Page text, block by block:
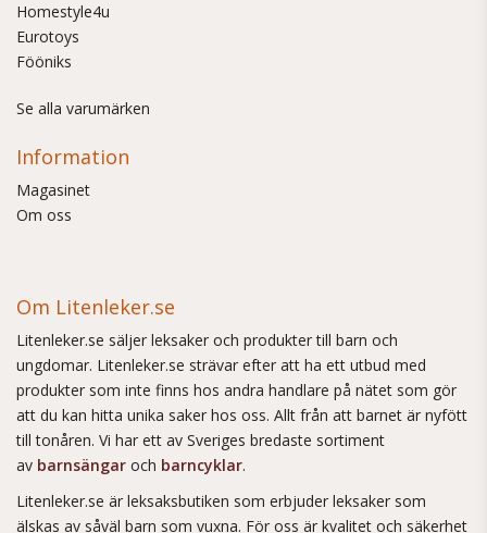
Homestyle4u
Eurotoys
Fööniks
Se alla varumärken
Information
Magasinet
Om oss
Om Litenleker.se
Litenleker.se säljer leksaker och produkter till barn och
ungdomar. Litenleker.se strävar efter att ha ett utbud med
produkter som inte finns hos andra handlare på nätet som gör
att du kan hitta unika saker hos oss. Allt från att barnet är nyfött
till tonåren. Vi har ett av Sveriges bredaste sortiment
av barnsängar och barncyklar.
Litenleker.se är leksaksbutiken som erbjuder leksaker som
älskas av såväl barn som vuxna. För oss är kvalitet och säkerhet